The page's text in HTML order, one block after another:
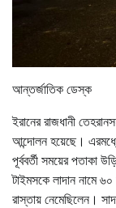
আন্তর্জাতিক ডেস্ক
ইরানের রাজধানী
আন্দোলন হয়েছে।
পূর্ববর্তী সময়ের পতাকা
টাইমসকে লাদান নামে ৬০
রাস্তায় নেমেছিলেন।